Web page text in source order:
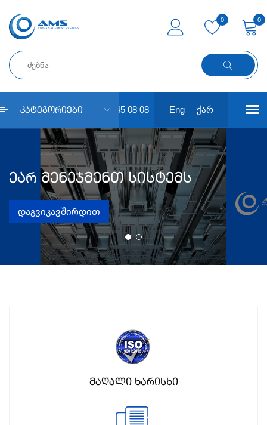
0 0
Კატეგორიები+ 995 591 45 08 08 Eng ქარ
Ეარ Მენეჯმენთ Სისტემს
Დაგვიკავშირდით
Ეარ Მენეჯმენტ Სისტემს
Დაგვიკავშირდით
მაღალი ხარისხი